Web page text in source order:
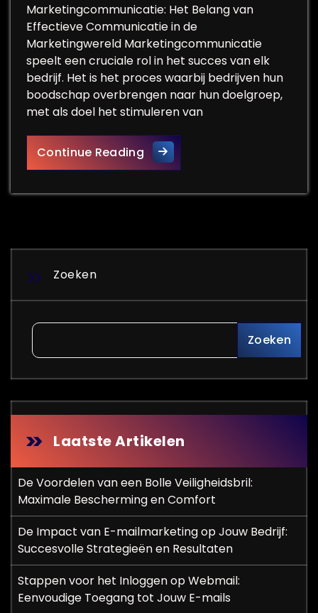
Marketingcommunicatie: Het Belang van
Effectieve Communicatie in de
Marketingwereld Marketingcommunicatie
speelt een cruciale rol in het succes van elk
bedrijf. Het is het proces waarbij bedrijven hun
boodschap overbrengen naar hun doelgroep,
met als doel het stimuleren van
Continue ReadingDe Kracht van Effectieve
Zoeken
Zoeken
Laatste Artikelen
De Voordelen van een Bolle Veiligheidsbril:
Maximale Bescherming en Comfort
De Impact van E-mailmarketing op Jouw Bedrijf:
Succesvolle Strategieën en Resultaten
Stappen voor het Inloggen op Webmail:
Eenvoudige Toegang tot Jouw E-mails